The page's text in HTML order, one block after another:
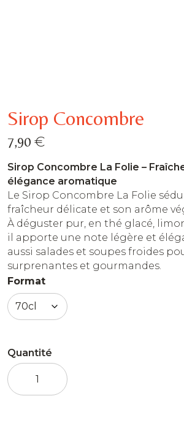
Sirop Concombre
7,90 €
Sirop Concombre La Folie –
élégance aromatique
Le Sirop Concombre La Folie
fraîcheur délicate et son arôme
À déguster pur, en thé glacé,
il apporte une note légère et
aussi salades et soupes froides
surprenantes et gourmandes.
Format
Quantité
quantité
de
Sirop